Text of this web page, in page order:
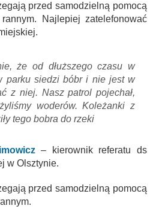
przed samodzielną pomocą
Najlepiej zatelefonować
że od dłuższego czasu w
parku siedzi bóbr i nie jest w
z niej. Nasz patrol pojechał,
woderów. Koleżanki z
tego bobra do rzeki
– kierownik referatu ds
w Olsztynie.
przed samodzielną pomocą